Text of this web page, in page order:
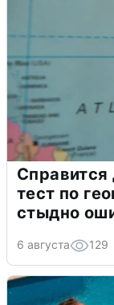
тест по
стыдно
6 августа 129